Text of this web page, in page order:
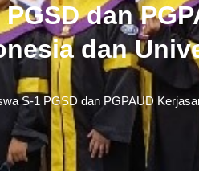
dan
dan
S-1 PGSD dan PGPAUD